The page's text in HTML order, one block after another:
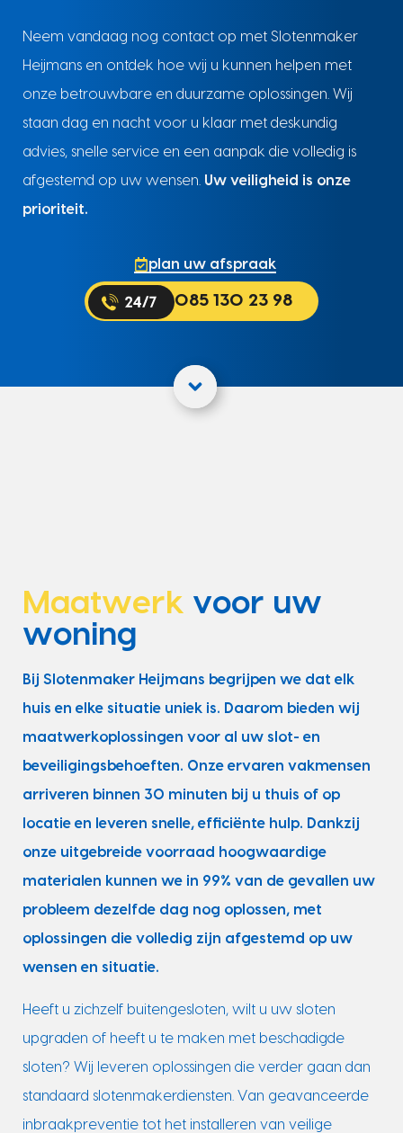
Neem vandaag nog contact op met Slotenmaker
Heijmans en ontdek hoe wij u kunnen helpen met
onze betrouwbare en duurzame oplossingen. Wij
staan dag en nacht voor u klaar met deskundig
advies, snelle service en een aanpak die volledig is
afgestemd op uw wensen. Uw veiligheid is onze
prioriteit.
plan uw afspraak
085 130 23 98
Maatwerk voor uw
woning
Bij Slotenmaker Heijmans begrijpen we dat elk
huis en elke situatie uniek is. Daarom bieden wij
maatwerkoplossingen voor al uw slot- en
beveiligingsbehoeften. Onze ervaren vakmensen
arriveren binnen 30 minuten bij u thuis of op
locatie en leveren snelle, efficiënte hulp. Dankzij
onze uitgebreide voorraad hoogwaardige
materialen kunnen we in 99% van de gevallen uw
probleem dezelfde dag nog oplossen, met
oplossingen die volledig zijn afgestemd op uw
wensen en situatie.
Heeft u zichzelf buitengesloten, wilt u uw sloten
upgraden of heeft u te maken met beschadigde
sloten? Wij leveren oplossingen die verder gaan dan
standaard slotenmakerdiensten. Van geavanceerde
inbraakpreventie tot het installeren van veilige